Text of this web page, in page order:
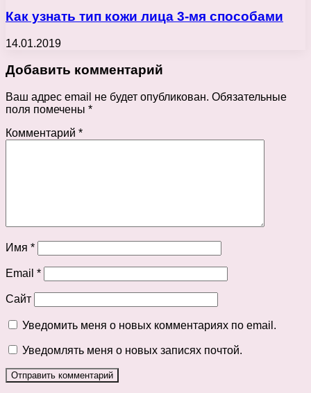
Как узнать тип кожи лица 3-мя способами
14.01.2019
Добавить комментарий
Ваш адрес email не будет опубликован. Обязательные
поля помечены *
Комментарий *
Имя *
Email *
Сайт
Уведомить меня о новых комментариях по email.
Уведомлять меня о новых записях почтой.